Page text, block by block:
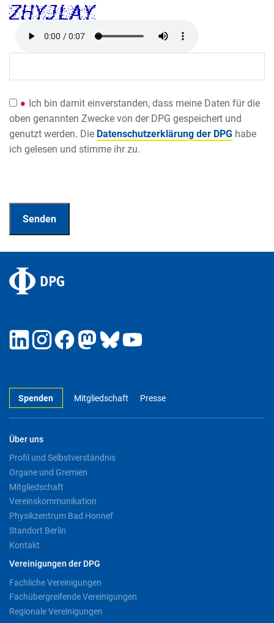
Ich bin damit einverstanden, dass meine Daten für die
oben genannten Zwecke von der DPG gespeichert und
genutzt werden. Die Datenschutzerklärung der DPG habe
ich gelesen und stimme ihr zu.
Spenden Mitgliedschaft Presse
Über uns
Profil und Selbstverständnis
Organe und Gremien
Mitgliedschaft
Vereinskommunikation
Physikzentrum Bad Honnef
Standort Berlin
Kontakt
Vereinigungen der DPG
Fachliche Vereinigungen
Fachübergreifende Vereinigungen
Regionale Vereinigungen